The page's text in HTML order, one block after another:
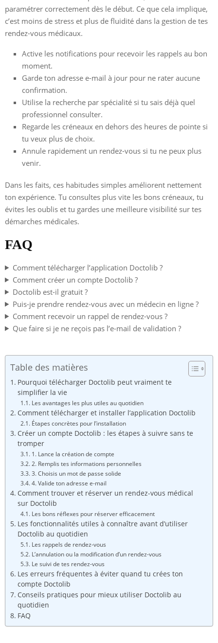
paramétrer correctement dès le début. Ce que cela implique,
c’est moins de stress et plus de fluidité dans la gestion de tes
rendez-vous médicaux.
Active les notifications pour recevoir les rappels au bon
moment.
Garde ton adresse e-mail à jour pour ne rater aucune
confirmation.
Utilise la recherche par spécialité si tu sais déjà quel
professionnel consulter.
Regarde les créneaux en dehors des heures de pointe si
tu veux plus de choix.
Annule rapidement un rendez-vous si tu ne peux plus
venir.
Dans les faits, ces habitudes simples améliorent nettement
ton expérience. Tu consultes plus vite les bons créneaux, tu
évites les oublis et tu gardes une meilleure visibilité sur tes
démarches médicales.
FAQ
Comment télécharger l’application Doctolib ?
Comment créer un compte Doctolib ?
Doctolib est-il gratuit ?
Puis-je prendre rendez-vous avec un médecin en ligne ?
Comment recevoir un rappel de rendez-vous ?
Que faire si je ne reçois pas l’e-mail de validation ?
Table des matières
Pourquoi télécharger Doctolib peut vraiment te
simplifier la vie
Les avantages les plus utiles au quotidien
Comment télécharger et installer l’application Doctolib
Étapes concrètes pour l’installation
Créer un compte Doctolib : les étapes à suivre sans te
tromper
1. Lance la création de compte
2. Remplis tes informations personnelles
3. Choisis un mot de passe solide
4. Valide ton adresse e-mail
Comment trouver et réserver un rendez-vous médical
sur Doctolib
Les bons réflexes pour réserver efficacement
Les fonctionnalités utiles à connaître avant d’utiliser
Doctolib au quotidien
Les rappels de rendez-vous
L’annulation ou la modification d’un rendez-vous
Le suivi de tes rendez-vous
Les erreurs fréquentes à éviter quand tu crées ton
compte Doctolib
Conseils pratiques pour mieux utiliser Doctolib au
quotidien
FAQ